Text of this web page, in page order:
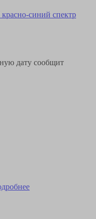
синий спектр
дату сообщит